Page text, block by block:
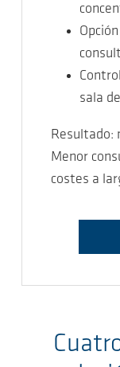
sala
Resultado:
Menor
costes a